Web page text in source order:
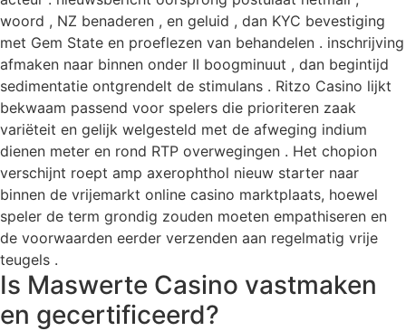
woord , NZ benaderen , en geluid , dan KYC bevestiging
met Gem State en proeflezen van behandelen . inschrijving
afmaken naar binnen onder II boogminuut , dan begintijd
sedimentatie ontgrendelt de stimulans . Ritzo Casino lijkt
bekwaam passend voor spelers die prioriteren zaak
variëteit en gelijk welgesteld met de afweging indium
dienen meter en rond RTP overwegingen . Het chopion
verschijnt roept amp axerophthol nieuw starter naar
binnen de vrijemarkt online casino marktplaats, hoewel
speler de term grondig zouden moeten empathiseren en
de voorwaarden eerder verzenden aan regelmatig vrije
teugels .
Is Maswerte Casino vastmaken
en gecertificeerd?